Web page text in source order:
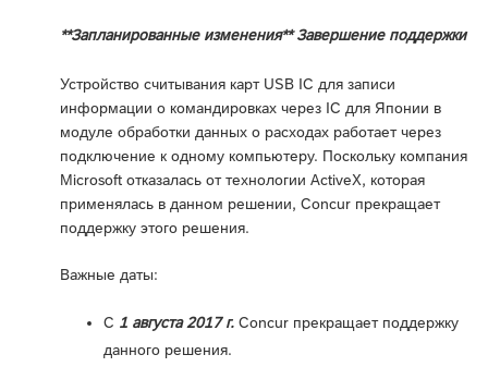
**Запланированные изменения** Завершение поддержки
Устройство считывания карт USB IC для записи
информации о командировках через IC для Японии в
модуле обработки данных о расходах работает через
подключение к одному компьютеру. Поскольку компания
Microsoft отказалась от технологии ActiveX, которая
применялась в данном решении, Concur прекращает
поддержку этого решения.
Важные даты:
С 1 августа 2017 г. Concur прекращает поддержку
данного решения.